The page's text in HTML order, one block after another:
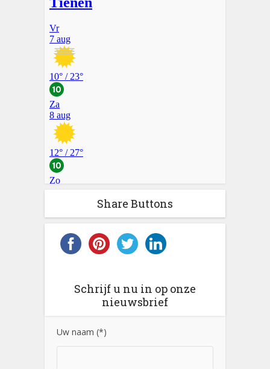
Share Buttons
Schrijf u nu in op onze
nieuwsbrief
Uw naam (*)